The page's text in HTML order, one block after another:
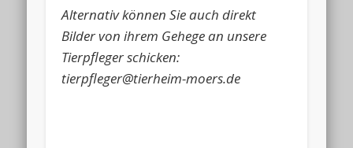
Alternativ können Sie auch direkt
Bilder von ihrem Gehege an unsere
Tierpfleger schicken:
tierpfleger@tierheim-moers.de